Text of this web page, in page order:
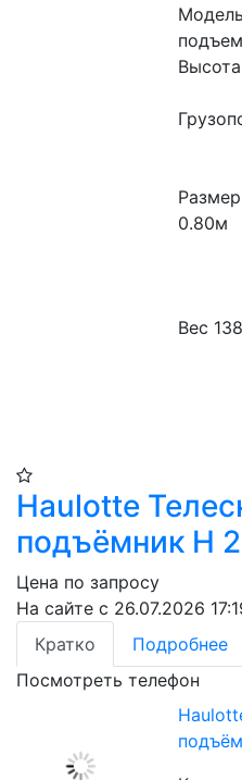
0.80м
Вес
Haulotte
подъёмник H
Цена по запросу
На сайте с 26.07.2026
Кратко
Подробнее
Посмотреть телефон